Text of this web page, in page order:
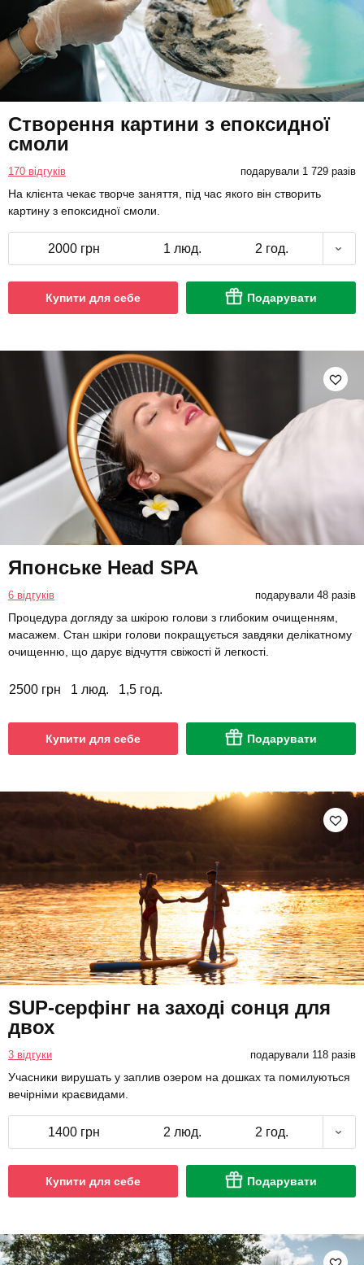
Створення картини з епоксидної
смоли
170 відгуків подарували 1 729 разів
На клієнта чекає творче заняття, під час якого він створить
картину з епоксидної смоли.
2000 грн 1 люд. 2 год.
Купити для себе Подарувати
Японське Head SPA
6 відгуків подарували 48 разів
Процедура догляду за шкірою голови з глибоким очищенням,
масажем. Стан шкіри голови покращується завдяки делікатному
очищенню, що дарує відчуття свіжості й легкості.
2500 грн 1 люд. 1,5 год.
Купити для себе Подарувати
SUP-серфінг на заході сонця для
двох
3 відгуки подарували 118 разів
Учасники вирушать у заплив озером на дошках та помилуються
вечірніми краєвидами.
1400 грн 2 люд. 2 год.
Купити для себе Подарувати